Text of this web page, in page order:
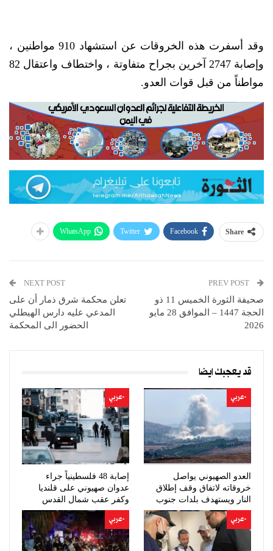
وقد أسفرت هذه الخروقات عن استشهاد 910 مواطنين ،
وإصابة 2747 آخرين بجراح متفاوتة ، واختطاف واعتقال 82
مواطناً من قبل قوات العدو.
Share
Facebook
Twitter
WhatsApp
صحيفة الثورة الخميس 11 ذو
الحجة 1447 – الموافق 28 مايو
2026
NEXT POST
تعلن محكمة شرق ذمار أن على
المدعي عليه دارس الهيطلي
الحضور الى المحكمة
قد يعجبك ايضا
-عربي
العدو الصهيوني يواصل
خروقاته لاتفاق وقف إطلاق
النار ويستهدف بلدات جنوب
لبنان
-عربي
إصابة 48 فلسطينياً جراء
عدوان صهيوني على قلنديا
وكفر عقب شمال القدس
-عربي -عربي